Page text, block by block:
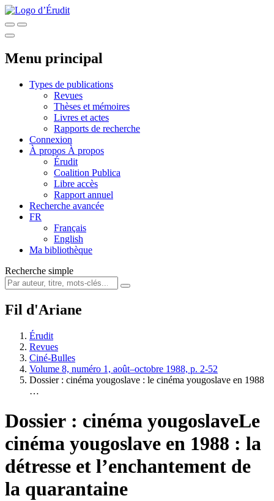
Menu principal
Types de publications
Revues
Thèses et mémoires
Livres et actes
Rapports de recherche
Connexion
À propos À propos
Érudit
Coalition Publica
Libre accès
Rapport annuel
Recherche avancée
FR
Français
English
Ma bibliothèque
Recherche simple
Fil d'Ariane
Érudit
Revues
Ciné-Bulles
Volume 8, numéro 1, août–octobre 1988, p. 2-52
Dossier : cinéma yougoslave : le cinéma yougoslave en 1988
…
Dossier : cinéma yougoslaveLe
cinéma yougoslave en 1988 : la
détresse et l’enchantement de
la quarantaine